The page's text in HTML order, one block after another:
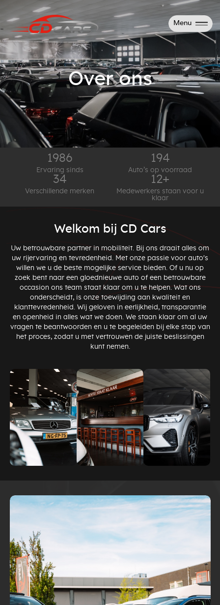
Menu
Over ons
1986
Ervaring sinds
194
Auto’s op voorraad
34
Verschillende merken
12+
Medewerkers staan voor u
klaar
Welkom bij CD Cars
Uw betrouwbare partner in mobiliteit. Bij ons draait alles om
uw rijervaring en tevredenheid. Met onze passie voor auto's
willen we u de beste mogelijke service bieden. Of u nu op
zoek bent naar een gloednieuwe auto of een betrouwbare
occasion ons team staat klaar om u te helpen. Wat ons
onderscheidt, is onze toewijding aan kwaliteit en
klanttevredenheid. Wij geloven in eerlijkheid, transparantie
en openheid in alles wat we doen. We staan klaar om al uw
vragen te beantwoorden en u te begeleiden bij elke stap van
het proces, zodat u met vertrouwen de juiste beslissingen
kunt nemen.